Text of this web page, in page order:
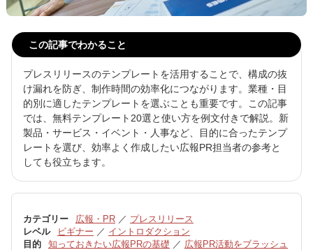
この記事でわかること
プレスリリースのテンプレートを活用することで、構成の抜
け漏れを防ぎ、制作時間の効率化につながります。業種・目
的別に適したテンプレートを選ぶことも重要です。この記事
では、無料テンプレート20選と使い方を例文付きで解説。新
製品・サービス・イベント・人事など、目的に合ったテンプ
レートを選び、効率よく作成したい広報PR担当者の参考と
しても役立ちます。
カテゴリー 広報・PR ／ プレスリリース
レベル
ビギナー ／ イントロダクション
目的
知っておきたい広報PRの基礎 ／ 広報PR活動をブラッシュ